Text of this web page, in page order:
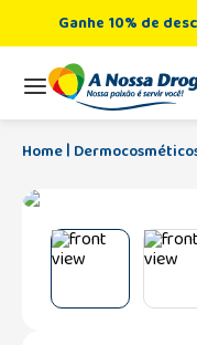
Ganhe 10% de